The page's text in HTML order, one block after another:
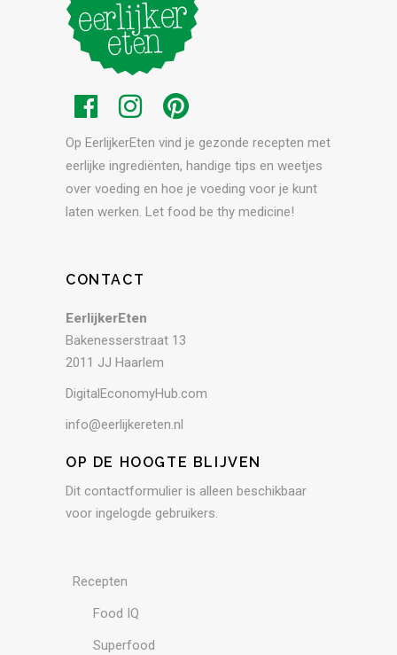
Op EerlijkerEten vind je gezonde recepten met
eerlijke ingrediënten, handige tips en weetjes
over voeding en hoe je voeding voor je kunt
laten werken. Let food be thy medicine!
CONTACT
EerlijkerEten
Bakenesserstraat 13
2011 JJ Haarlem
DigitalEconomyHub.com
info@eerlijkereten.nl
OP DE HOOGTE BLIJVEN
Dit contactformulier is alleen beschikbaar
voor ingelogde gebruikers.
Recepten
Food IQ
Superfood